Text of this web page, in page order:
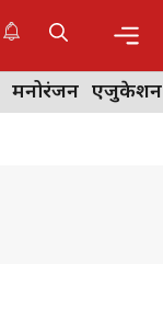
मनोरंजन एजुकेशन